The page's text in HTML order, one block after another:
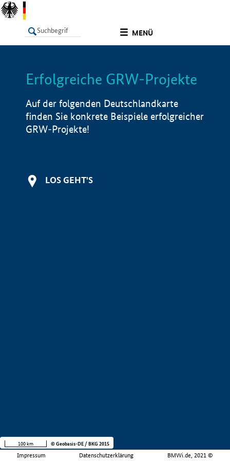
MENÜ
LISTE Info
Erfolgreiche GRW-Projekte
Auf der folgenden Deutschlandkarte
finden Sie konkrete Beispiele erfolgreicher
GRW-Projekte!
LOS GEHT'S
Impressum Datenschutzerklärung BMWi.de, 2021 ©
100 km © Geobasis-DE / BKG 2015